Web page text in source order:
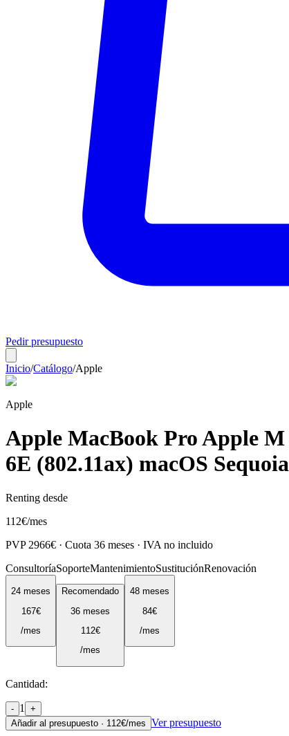
Pedir presupuesto
Inicio/Catálogo/Apple
Apple
Apple MacBook Pro Apple
6E (802.11ax) macOS
Renting desde
112€/mes
PVP 2966€ · Cuota 36 meses · IVA no incluido
ConsultoríaSoporteMantenimientoSustituciónRenovación
24 meses
167€
/mes
Recomendado
36 meses
112€
/mes
48 meses
84€
/mes
Cantidad:
- 1
+
Añadir al presupuesto · 112€/mes Ver presupuesto